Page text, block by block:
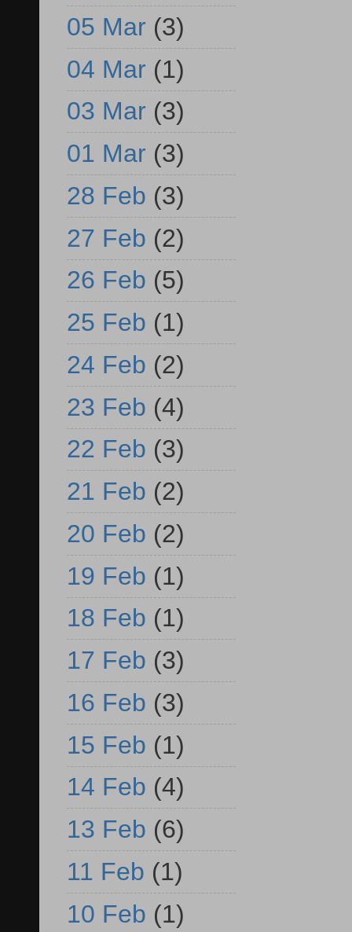
05 Mar (3)
04 Mar (1)
03 Mar (3)
01 Mar (3)
28 Feb (3)
27 Feb (2)
26 Feb (5)
25 Feb (1)
24 Feb (2)
23 Feb (4)
22 Feb (3)
21 Feb (2)
20 Feb (2)
19 Feb (1)
18 Feb (1)
17 Feb (3)
16 Feb (3)
15 Feb (1)
14 Feb (4)
13 Feb (6)
11 Feb (1)
10 Feb (1)